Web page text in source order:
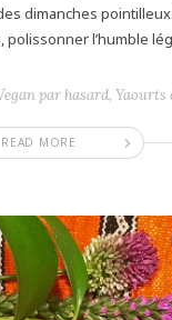
dimanches
l’humble
READ MORE
par hasard, Yaourts